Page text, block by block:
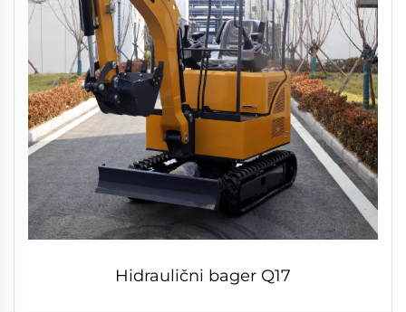
Hidraulični bager Q17